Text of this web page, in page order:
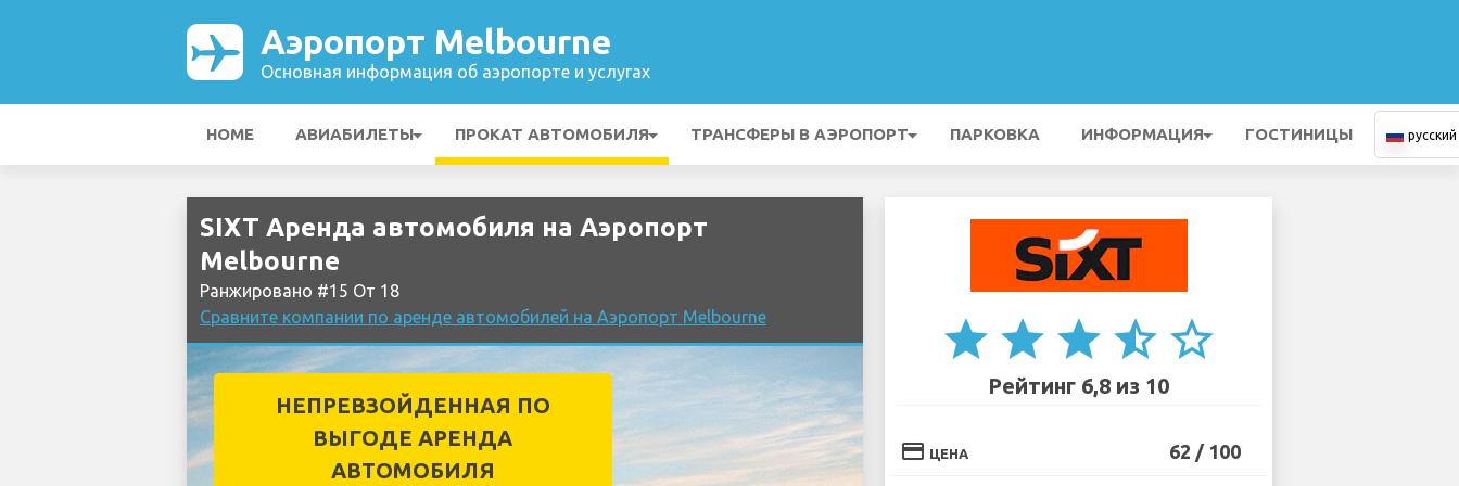
Аэропорт Melbourne
Основная информация об аэропорте и услугах
HOME АВИАБИЛЕТЫ ПРОКАТ АВТОМОБИЛЯ ТРАНСФЕРЫ В АЭРОПОРТ ПАРКОВКА ИНФОРМАЦИЯ ГОСТИНИЦЫ русский
SIXT Аренда автомобиля на Аэропорт
Melbourne
Ранжировано #15 От 18
Сравните компании по аренде автомобилей на Аэропорт Melbourne
НЕПРЕВЗОЙДЕННАЯ ПО
ВЫГОДЕ АРЕНДА
АВТОМОБИЛЯ
star star star star_half star_border
Рейтинг 6,8 из 10
credit_card ЦЕНА 62 / 100